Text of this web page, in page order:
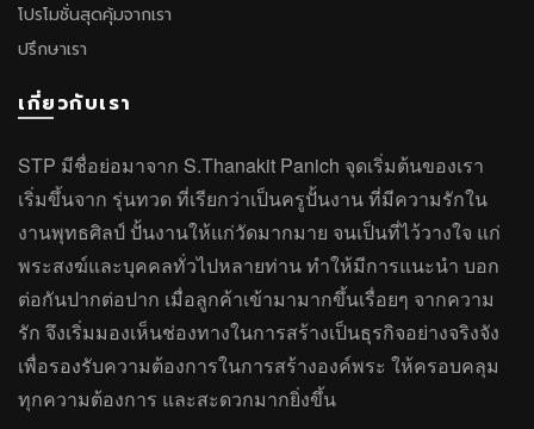
โปรโมชั่นสุดคุ้มจากเรา
ปรึกษาเรา
เกี่ยวกับเรา
STP มีชื่อย่อมาจาก S.Thanakit Panich จุดเริ่มต้นของเรา
เริ่มขึ้นจาก รุ่นทวด ที่เรียกว่าเป็นครูปั้นงาน ที่มีความรักใน
งานพุทธศิลป์ ปั้นงานให้แก่วัดมากมาย จนเป็นที่ไว้วางใจ แก่
พระสงฆ์และบุคคลทั่วไปหลายท่าน ทำให้มีการแนะนำ บอก
ต่อกันปากต่อปาก เมื่อลูกค้าเข้ามามากขึ้นเรื่อยๆ จากความ
รัก จึงเริ่มมองเห็นช่องทางในการสร้างเป็นธุรกิจอย่างจริงจัง
เพื่อรองรับความต้องการในการสร้างองค์พระ ให้ครอบคลุม
ทุกความต้องการ และสะดวกมากยิ่งขึ้น